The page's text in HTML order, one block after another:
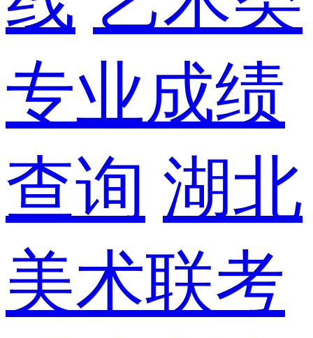
专业成绩
查询 湖北
美术联考